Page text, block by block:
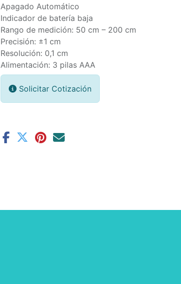
Apagado Automático
Indicador de batería baja
Rango de medición: 50 cm – 200 cm
Precisión: ±1 cm
Resolución: 0,1 cm
Alimentación: 3 pilas AAA
Solicitar Cotización